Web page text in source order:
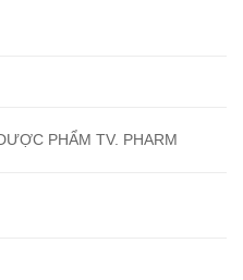
PHẨM TV. PHARM